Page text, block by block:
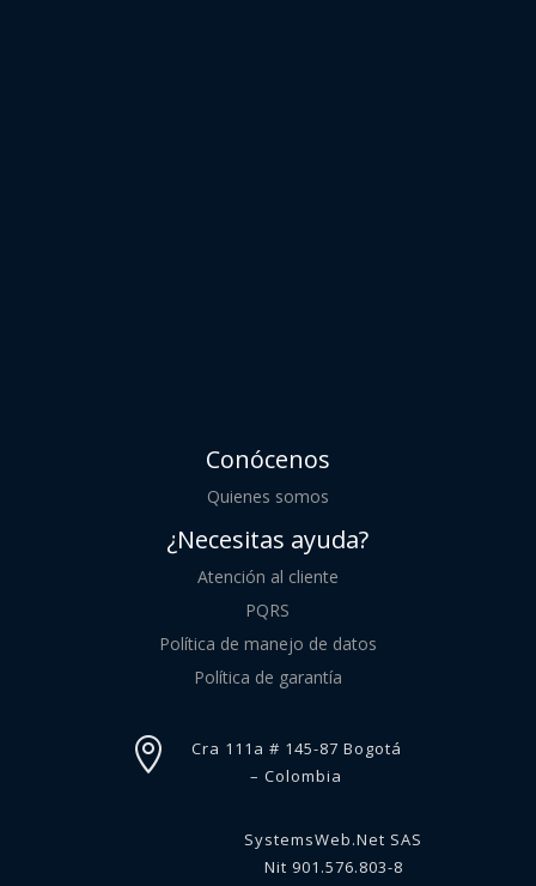
Conócenos
Quienes somos
¿Necesitas ayuda?
Atención al cliente
PQRS
Política de manejo de datos
Política de garantía

Cra 111a # 145-87 Bogotá
– Colombia
SystemsWeb.Net SAS
Nit 901.576.803-8